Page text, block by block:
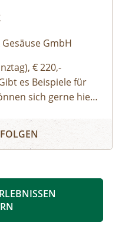
GmbH
€ 220,-
es Beispiele für
sich gerne hier
Standard-Touren
aber auch gerne
gerne eine:n
Tour mit einem/r